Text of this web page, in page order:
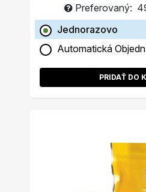
Preferovaný:
Jednorazovo
Automatická
PRIDAŤ DO